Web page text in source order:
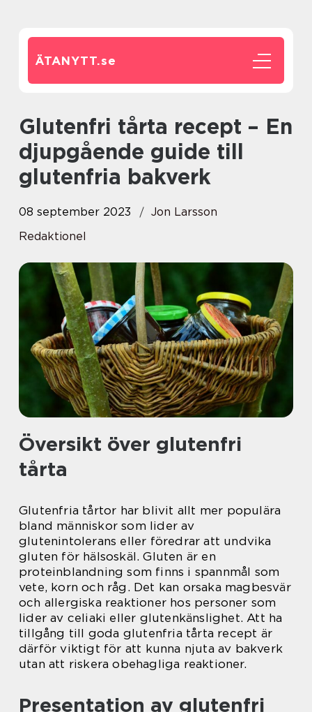
ÄTANYTT.se
Glutenfri tårta recept – En
djupgående guide till
glutenfria bakverk
08 september 2023
Jon Larsson
Redaktionel
Översikt över glutenfri
tårta
Glutenfria tårtor har blivit allt mer populära
bland människor som lider av
glutenintolerans eller föredrar att undvika
gluten för hälsoskäl. Gluten är en
proteinblandning som finns i spannmål som
vete, korn och råg. Det kan orsaka magbesvär
och allergiska reaktioner hos personer som
lider av celiaki eller glutenkänslighet. Att ha
tillgång till goda glutenfria tårta recept är
därför viktigt för att kunna njuta av bakverk
utan att riskera obehagliga reaktioner.
Presentation av glutenfri